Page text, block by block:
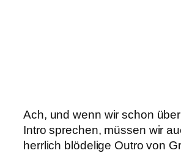
Ach, und wenn wir schon
Intro sprechen, müssen wir
herrlich blödelige Outro von